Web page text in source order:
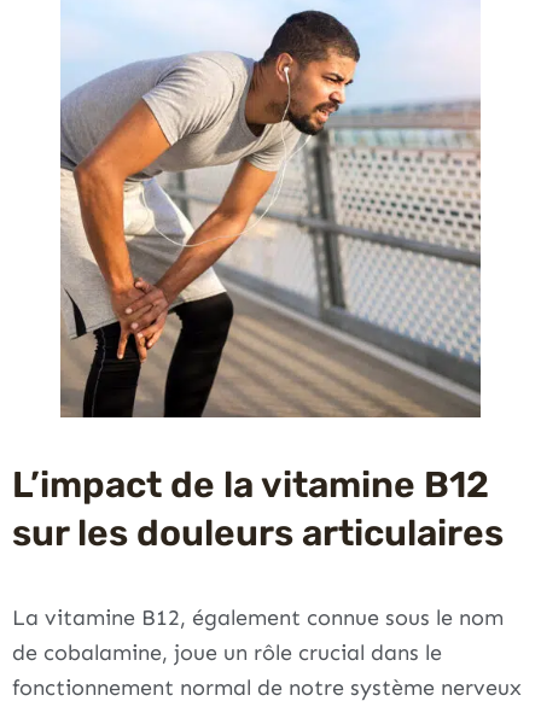
L’impact de la vitamine B12
sur les douleurs articulaires
La vitamine B12, également connue sous le nom
de cobalamine, joue un rôle crucial dans le
fonctionnement normal de notre système nerveux